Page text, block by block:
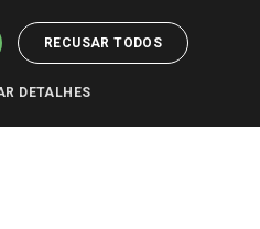
RECUSAR TODOS
DETALHES